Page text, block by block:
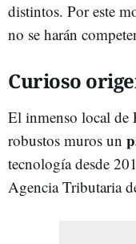
distintos. Por este
no se harán
Curioso
El inmenso local de
robustos muros un
tecnología desde
Agencia Tributaria